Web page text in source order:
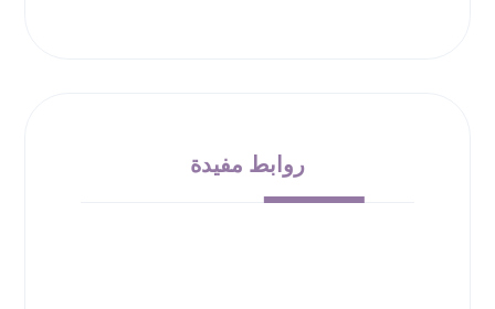
روابط مفيدة